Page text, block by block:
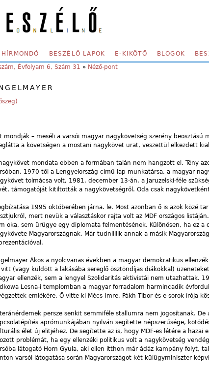
MENU
HÍRMONDÓ BESZÉLŐ LAPOK E-KIKÖTŐ BLOGOK
ARE HERE:
Évfolyam 6, Szám 31 » Néző-pont
mondják – meséli a varsói magyar nagykövetség szerény
a követségen a mostani nagykövet urat, veszettül elkezdett
mondata ebben a formában talán nem hangzott el. Tény
1970-től a Lengyelország című lap munkatársa, a magyar
tolmácsa volt, 1981. december 13-án, a Jaruzelski-féle
támogatóját kitiltották a nagykövetségről. Oda csak
1995 októberében járna. le. Most azonban ő is azok közé
mert nevük a választáskor rajta volt az MDF országos
oka, sem ürügye egy diplomata felmentésének. Különösen, ha ez
Magyarországnak. Már tudniillik annak a másik
Ákos a nyolcvanas években a magyar demokratikus
vitt (vagy küldött a lakásába sereglő ösztöndíjas diákokkal)
ellenzék, sem a lengyel Szolidaritás aktivistái nem utazhattak.
Lesna-i templomban a magyar forradalom harmincadik
emlékére. Ő vitte ki Mécs Imre, Pákh Tibor és e sorok írója
persze senkit semmiféle stallumra nem jogosítanak.
aprómunkájában nyilván segítette népszerűsége,
élet új elitjéhez. De segítette az is, hogy MDF-es létére a hazai
problémát, ha egy ellenzéki politikus volt a nagykövetség
látogató Horn Gyula, aki ellen itthon már ádáz kampány folyt,
varsói látogatása során Magyarországot két külügyminiszter